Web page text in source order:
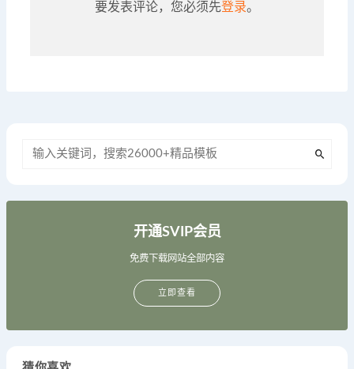
要发表评论，您必须先登录。
开通SVIP会员
免费下载网站全部内容
立即查看